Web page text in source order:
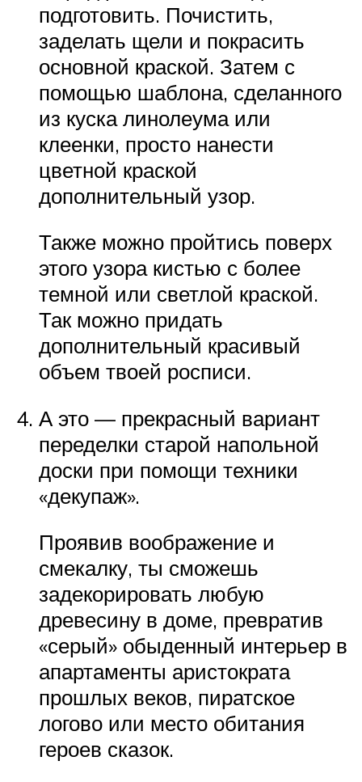
подготовить. Почистить,
заделать щели и покрасить
основной краской. Затем с
помощью шаблона, сделанного
из куска линолеума или
клеенки, просто нанести
цветной краской
дополнительный узор.
Также можно пройтись поверх
этого узора кистью с более
темной или светлой краской.
Так можно придать
дополнительный красивый
объем твоей росписи.
А это — прекрасный вариант
переделки старой напольной
доски при помощи техники
«декупаж».
Проявив воображение и
смекалку, ты сможешь
задекорировать любую
древесину в доме, превратив
«серый» обыденный интерьер в
апартаменты аристократа
прошлых веков, пиратское
логово или место обитания
героев сказок.